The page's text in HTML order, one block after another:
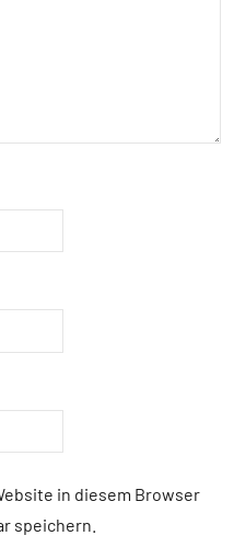
in diesem Browser
speichern.